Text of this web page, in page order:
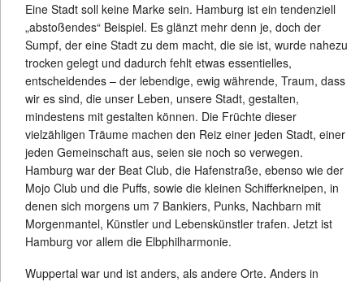
Eine Stadt soll keine Marke sein. Hamburg ist ein tendenziell
„abstoßendes“ Beispiel. Es glänzt mehr denn je, doch der
Sumpf, der eine Stadt zu dem macht, die sie ist, wurde nahezu
trocken gelegt und dadurch fehlt etwas essentielles,
entscheidendes – der lebendige, ewig währende, Traum, dass
wir es sind, die unser Leben, unsere Stadt, gestalten,
mindestens mit gestalten können. Die Früchte dieser
vielzähligen Träume machen den Reiz einer jeden Stadt, einer
jeden Gemeinschaft aus, seien sie noch so verwegen.
Hamburg war der Beat Club, die Hafenstraße, ebenso wie der
Mojo Club und die Puffs, sowie die kleinen Schifferkneipen, in
denen sich morgens um 7 Bankiers, Punks, Nachbarn mit
Morgenmantel, Künstler und Lebenskünstler trafen. Jetzt ist
Hamburg vor allem die Elbphilharmonie.
Wuppertal war und ist anders, als andere Orte. Anders in